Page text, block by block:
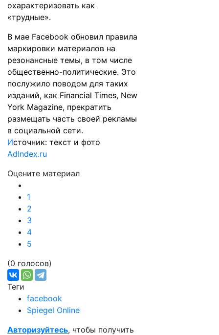
охарактеризовать как
«трудные».
В мае Facebook обновил правила
маркировки материалов на
резонансные темы, в том числе
общественно-политические. Это
послужило поводом для таких
изданий, как Financial Times, New
York Magazine, прекратить
размещать часть своей рекламы
в социальной сети.
Источник: текст и фото
AdIndex.ru
Оцените материал
1
2
3
4
5
(0 голосов)
Теги
facebook
Spiegel Online
Авторизуйтесь, чтобы получить